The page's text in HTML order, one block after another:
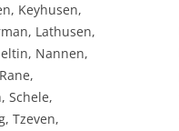
Keyhusen,
Lathusen,
Nannen,
Schele,
Tzeven,